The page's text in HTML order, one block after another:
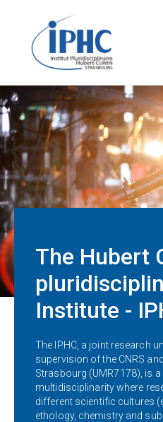
The Hubert
The Hubert
Institute -
The IPHC, a joint research
supervision of the CNRS
Strasbourg (UMR7178), is
multidisciplinarity where
different scientific cultures
ethology, chemistry and